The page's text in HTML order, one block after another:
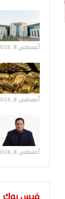
أغسطس 8, 2026
أغسطس 8, 2026
أغسطس 8, 2026